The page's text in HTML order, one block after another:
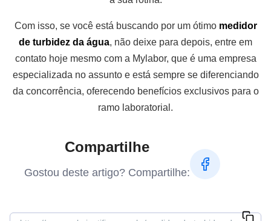
Com isso, se você está buscando por um ótimo medidor
de turbidez da água, não deixe para depois, entre em
contato hoje mesmo com a Mylabor, que é uma empresa
especializada no assunto e está sempre se diferenciando
da concorrência, oferecendo benefícios exclusivos para o
ramo laboratorial.
Compartilhe
Gostou deste artigo? Compartilhe: